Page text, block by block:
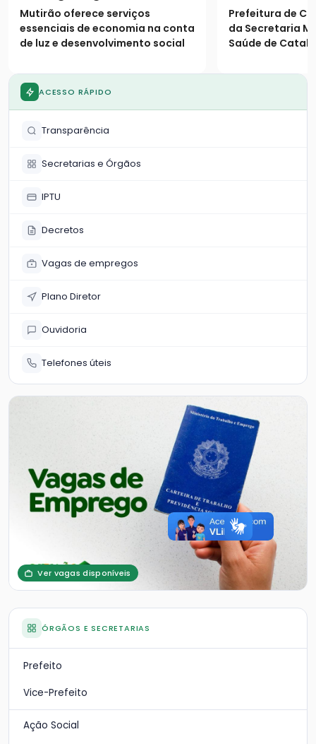
prestam serviços à
população
Mutirão oferece serviços
essenciais de economia na conta
de luz e desenvolvimento social
Prefeitura de
da Secretaria
Saúde de
população
ACESSO RÁPIDO
Transparência
Secretarias e Órgãos
IPTU
Decretos
Vagas de empregos
Plano Diretor
Ouvidoria
Telefones úteis
Ver vagas disponíveis
ÓRGÃOS E SECRETARIAS
Prefeito
Vice-Prefeito
Ação Social